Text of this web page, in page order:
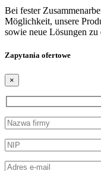
Bei fester
Möglichkeit, unsere
sowie neue Lösungen zu
Zapytania ofertowe
×